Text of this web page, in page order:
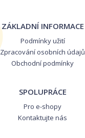
ZÁKLADNÍ INFORMACE
Podmínky užití
Zpracování osobních údajů
Obchodní podmínky
SPOLUPRÁCE
Pro e-shopy
Kontaktujte nás